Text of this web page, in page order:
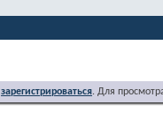
зарегистрироваться. Для